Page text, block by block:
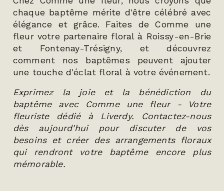
chaque baptême mérite d'être célébré avec
élégance et grâce. Faites de Comme une
fleur votre partenaire floral à Roissy-en-Brie
et Fontenay-Trésigny, et découvrez
comment nos baptêmes peuvent ajouter
une touche d'éclat floral à votre événement.
Exprimez la joie et la bénédiction du
baptême avec Comme une fleur - Votre
fleuriste dédié à Liverdy. Contactez-nous
dès aujourd'hui pour discuter de vos
besoins et créer des arrangements floraux
qui rendront votre baptême encore plus
mémorable.